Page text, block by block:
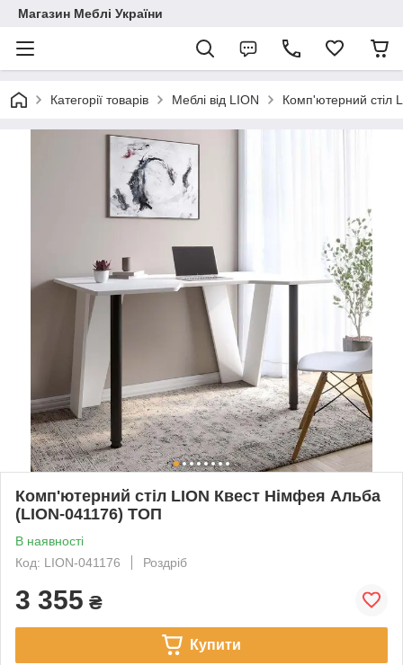
Магазин Меблі України
Категорії товарів Меблі від LION Комп'ютерний стіл
Комп'ютерний стіл LION Квест Німфея Альба
(LION-041176) ТОП
В наявності
Код: LION-041176
Роздріб
3 355 ₴
Купити